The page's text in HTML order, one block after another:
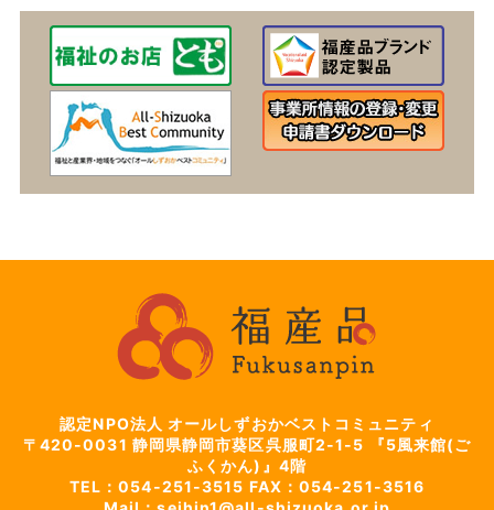
認定NPO法人 オールしずおかベストコミュニティ
〒420-0031 静岡県静岡市葵区呉服町2-1-5
『5風来館(ご
ふくかん)』4階
TEL：054-251-3515 FAX：054-251-3516